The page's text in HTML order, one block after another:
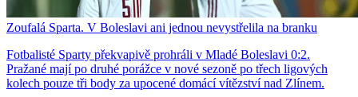
Zoufalá Sparta. V Boleslavi ani jednou nevystřelila na branku
Fotbalisté Sparty překvapivě prohráli v Mladé Boleslavi 0:2.
Pražané mají po druhé porážce v nové sezoně po třech ligových
kolech pouze tři body za upocené domácí vítězství nad Zlínem.